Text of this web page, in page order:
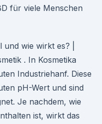
für viele Menschen
wie wirkt es? |
. In Kosmetika
Industriehanf. Diese
pH-Wert und sind
Je nachdem, wie
ist, wirkt das